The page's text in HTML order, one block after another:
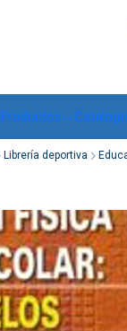
Productos Catalogo
Envíos a todo
Librería deportiva